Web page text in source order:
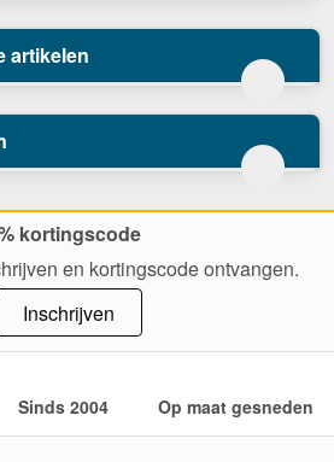
artikelen
kortingscode
en kortingscode ontvangen.
Inschrijven
Sinds 2004 Op maat gesneden